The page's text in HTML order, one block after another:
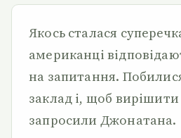
Якось сталася
американці
на запитання.
заклад і, щоб вирішити
запросили Джонатана.